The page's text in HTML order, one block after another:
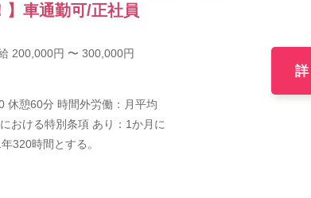
】車通勤可/正社員
200,000円 〜 300,000円
休憩60分 時間外労働：月平均
おける特別条項 あり：1か月に
320時間とする。